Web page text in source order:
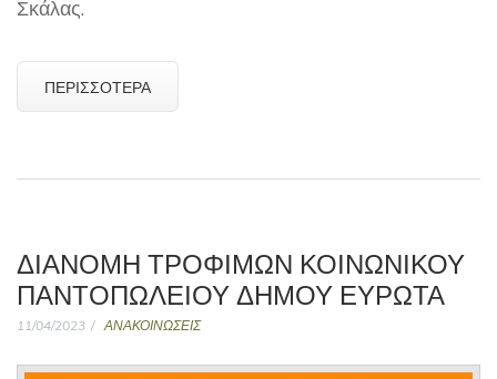
Σκάλας.
ΠΕΡΙΣΣΌΤΕΡΑ
ΔΙΑΝΟΜΗ ΤΡΟΦΙΜΩΝ ΚΟΙΝΩΝΙΚΟΥ
ΠΑΝΤΟΠΩΛΕΙΟΥ ΔΗΜΟΥ ΕΥΡΩΤΑ
11/04/2023 ΑΝΑΚΟΙΝΩΣΕΙΣ